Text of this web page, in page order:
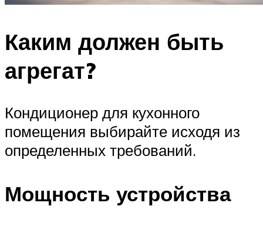
Каким должен быть
агрегат?
Кондиционер для кухонного
помещения выбирайте исходя из
определенных требований.
Мощность устройства